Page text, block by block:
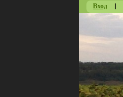
Вход |